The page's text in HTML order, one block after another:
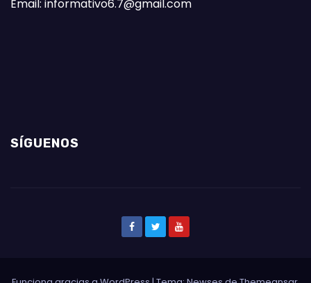
Email: informativo6.7@gmail.com
SÍGUENOS